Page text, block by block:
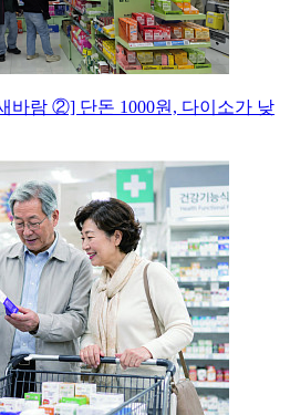
바람 ②] 단돈 1000원, 다이소가 낮